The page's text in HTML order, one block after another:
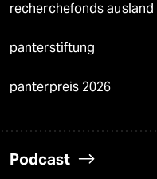
recherchefonds ausland
panterstiftung
panterpreis 2026
Podcast